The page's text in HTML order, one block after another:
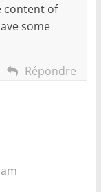
content of
some
Répondre